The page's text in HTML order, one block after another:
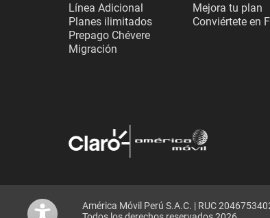
Línea Adicional
Planes ilimitados
Prepago Chévere
Migración
Mejora tu plan
Conviértete en
América Móvil Perú S.A.C. | RUC